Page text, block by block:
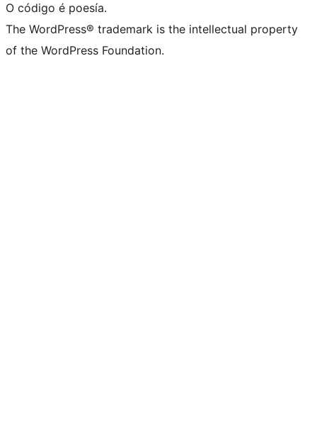
O código é poesía.
The WordPress® trademark is the intellectual property
of the WordPress Foundation.